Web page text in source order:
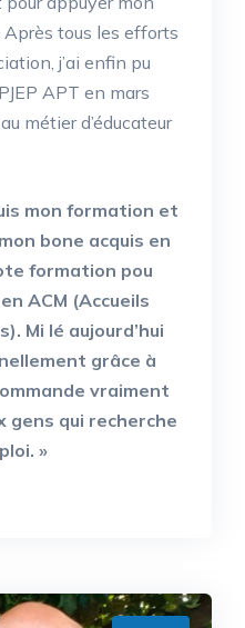
Après tous les efforts
j’ai enfin pu
APT en mars
métier d’éducateur
mon formation et
bone acquis en
formation pou
ACM (Accueils
Mi lé aujourd’hui
grâce à
vraiment
gens qui recherche
»